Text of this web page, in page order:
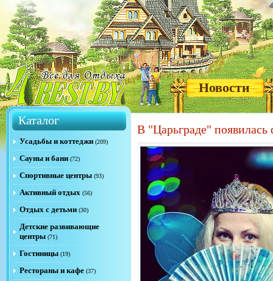
Новости
Каталог
Усадьбы и коттеджи (209)
Сауны и бани (72)
Спортивные центры (93)
Активный отдых (56)
Отдых с детьми (30)
Детские развивающие
центры (71)
Гостиницы (19)
Рестораны и кафе (37)
В "Царьграде" появилась